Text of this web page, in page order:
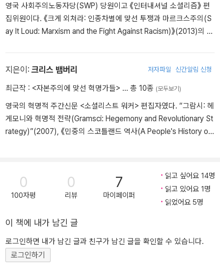
공격하는 것은 국가기구가 노동 대중을 겨냥한 무기라는 사실을 그
어느 때보다 여실히 보여 준다. 국가기구는 파괴되고 대체돼야 한다.
셋째, 상대편은 엄청난 자원을 갖고 있고 아주 잘 조직돼 있다. 우리도
람들의 경험을 이용하기 위해 우리는 민주적이기도 해야 한다.
로자 룩셈부르크는 노동계급 운동의 선두에서 투쟁하는 중앙집중적
이고 규율 있는 당이 필요하다는 점에 대해서는 레닌에게 동의하면서
도, 레닌의 중앙집중주의는 너무 나갔다고 비판했다. 룩셈부르크는
부를 겨냥한 것이기도 했다. 그들이 운동에서 나오는 아이디어나 행
동에 한사코 저항했기 때문이다.
룩셈부르크와 레닌의 견해 차이는 나중에 지나치게 부풀려졌다. 사
서는 견해가 일치했다. … '지금 인류는 갈림길에 서 있다. 제국주의가
승리해서 모든 문화가 파괴되고, 고대 로마가 그랬듯이 인구가 급감
하고 도시가 황폐해지고 사회가 퇴보해서 거대한 공동묘지처럼 될 것
인가 아니면 사회주의가 승리할 것인가, 즉 제국주의와 제국주의 방
영국 사회주의노동자당(SWP) 당원이고 《인터내셔널 소셜리즘》 편
집위원이다. 《크게 외쳐라: 인종차별에 맞선 투쟁과 마르크스주의(S
ay It Loud: Marxism and the Fight Against Racism)》(2013)의 공
지은이: 크리스 뱀버리 저자파일 신간알림 신청
최근작 : <자본주의에 맞선 혁명가들> … 총 10종 (모두보기)
영국의 혁명적 주간신문 <소셜리스트 워커> 편집자였다. “그람시: 헤
게모니와 혁명적 전략(Gramsci: Hegemony and Revolutionary St
rategy)”(2007), 《민중의 스코틀랜드 역사(A People's History of
0
100자평
0
리뷰
7
마이페이퍼
읽고 싶어요 14명
읽고 있어요 1명
읽었어요 5명
이 책에 내가 남긴 글
로그인하면 내가 남긴 글과 친구가 남긴 글을 확인할 수 있습니다.
로그인하기